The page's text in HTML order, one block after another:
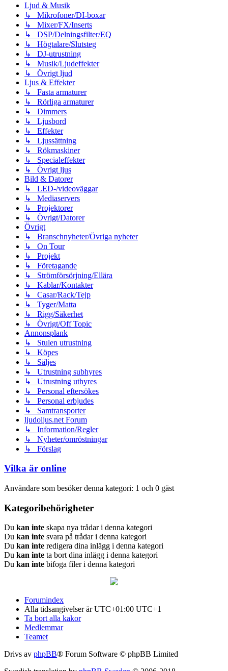
Ljud & Musik
↳ Mikrofoner/DI-boxar
↳ Mixer/FX/Inserts
↳ DSP/Delningsfilter/EQ
↳ Högtalare/Slutsteg
↳ DJ-utrustning
↳ Musik/Ljudeffekter
↳ Övrigt ljud
Ljus & Effekter
↳ Fasta armaturer
↳ Rörliga armaturer
↳ Dimmers
↳ Ljusbord
↳ Effekter
↳ Ljussättning
↳ Rökmaskiner
↳ Specialeffekter
↳ Övrigt ljus
Bild & Datorer
↳ LED-/videoväggar
↳ Mediaservers
↳ Projektorer
↳ Övrigt/Datorer
Övrigt
↳ Branschnyheter/Övriga nyheter
↳ On Tour
↳ Projekt
↳ Företagande
↳ Strömförsörjning/Ellära
↳ Kablar/Kontakter
↳ Casar/Rack/Tejp
↳ Tyger/Matta
↳ Rigg/Säkerhet
↳ Övrigt/Off Topic
Annonsplank
↳ Stulen utrustning
↳ Köpes
↳ Säljes
↳ Utrustning subhyres
↳ Utrustning uthyres
↳ Personal eftersökes
↳ Personal erbjudes
↳ Samtransporter
ljudoljus.net Forum
↳ Information/Regler
↳ Nyheter/omröstningar
↳ Förslag
Vilka är online
Användare som besöker denna kategori: 1 och 0 gäst
Kategoribehörigheter
Du kan inte skapa nya trådar i denna kategori
Du kan inte svara på trådar i denna kategori
Du kan inte redigera dina inlägg i denna kategori
Du kan inte ta bort dina inlägg i denna kategori
Du kan inte bifoga filer i denna kategori
Forumindex
Alla tidsangivelser är UTC+01:00 UTC+1
Ta bort alla kakor
Medlemmar
Teamet
Drivs av phpBB® Forum Software © phpBB Limited